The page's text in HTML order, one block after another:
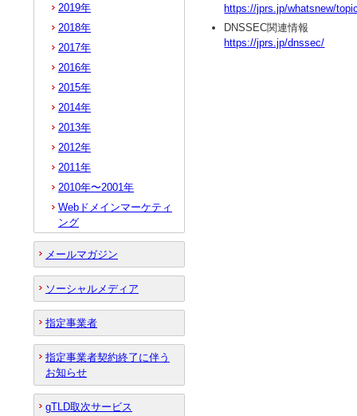
https://jprs.jp/whatsnew/
DNSSEC関連情報
https://jprs.jp/dnssec/
2019年
2018年
2017年
2016年
2015年
2014年
2013年
2012年
2011年
2010年〜2001年
Webドメインマーケティ
ング
メールマガジン
ソーシャルメディア
指定事業者
指定事業者契約終了に伴う
お知らせ
gTLD取次サービス